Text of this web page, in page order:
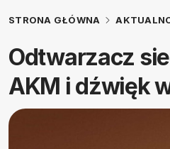
STRONA GŁÓWNA
Odtwarzacz
AKM i dźwięk